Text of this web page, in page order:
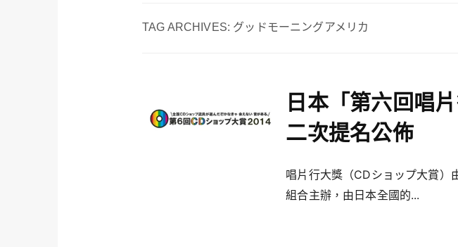
TAG ARCHIVES: グッドモーニングアメリカ
日本「第六回唱
二次提名公佈
唱片行大獎（CDショップ大賞）
組合主辦，由日本全國的...